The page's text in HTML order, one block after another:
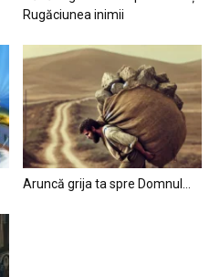
Rugăciunea inimii
Aruncă grija ta spre Domnul…